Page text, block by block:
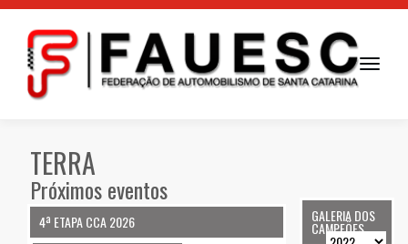
Toggle
TERRA
Próximos eventos
4ª ETAPA CCA 2026 GALERIA DOS
CAMPEÕES